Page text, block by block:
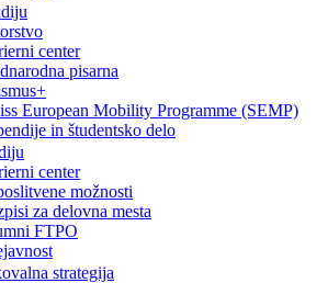
center
pisarna
European Mobility Programme (SEMP)
in študentsko delo
center
možnosti
za delovna mesta
FTPO
strategija